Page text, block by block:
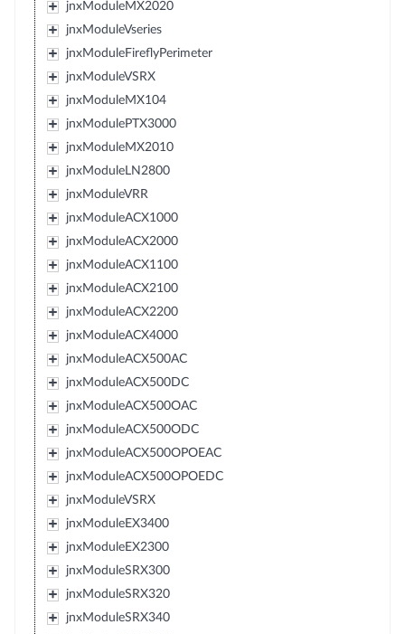
jnxModuleMX2020
jnxModuleVseries
jnxModuleFireflyPerimeter
jnxModuleVSRX
jnxModuleMX104
jnxModulePTX3000
jnxModuleMX2010
jnxModuleLN2800
jnxModuleVRR
jnxModuleACX1000
jnxModuleACX2000
jnxModuleACX1100
jnxModuleACX2100
jnxModuleACX2200
jnxModuleACX4000
jnxModuleACX500AC
jnxModuleACX500DC
jnxModuleACX500OAC
jnxModuleACX500ODC
jnxModuleACX500OPOEAC
jnxModuleACX500OPOEDC
jnxModuleVSRX
jnxModuleEX3400
jnxModuleEX2300
jnxModuleSRX300
jnxModuleSRX320
jnxModuleSRX340